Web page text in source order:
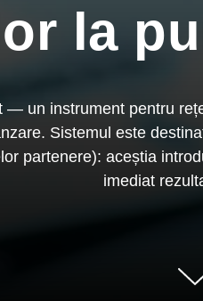
la
— un instrument pentru
Sistemul este
partenere): aceștia
imediat